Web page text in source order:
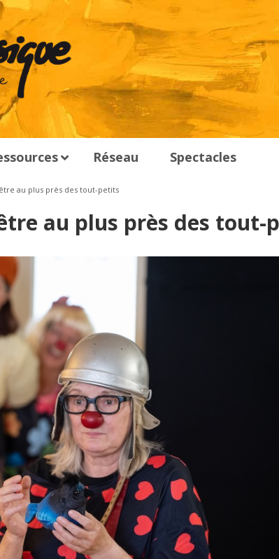
Réseau Spectacles
au plus près des tout-petits
au plus près des tout-